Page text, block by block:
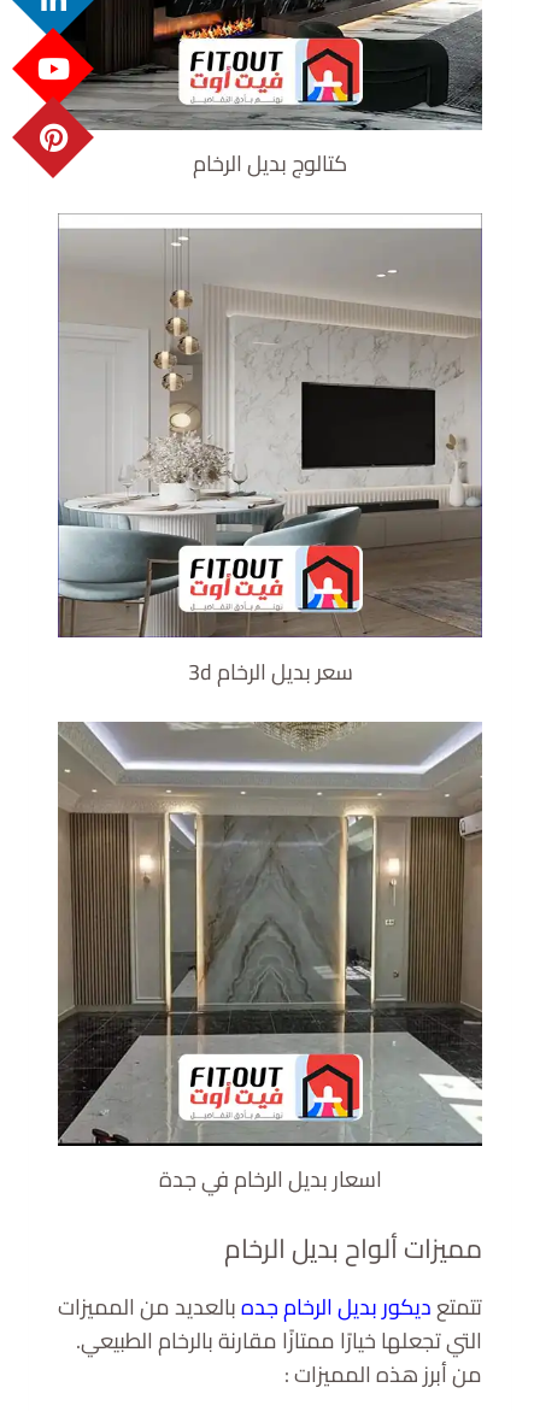
كتالوج بديل الرخام
سعر بديل الرخام 3d
اسعار بديل الرخام في جدة
مميزات ألواح بديل الرخام
تتمتعديكور بديل الرخام جدهبالعديد من المميزات
التي تجعلها خيارًا ممتازًا مقارنة بالرخام الطبيعي.
من أبرز هذه المميزات :